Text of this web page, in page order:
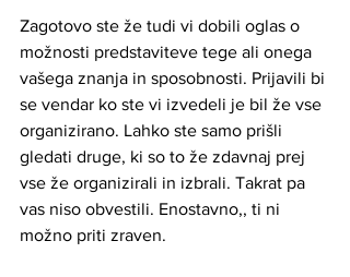
Zagotovo ste že tudi vi dobili oglas o
možnosti predstaviteve tege ali onega
vašega znanja in sposobnosti. Prijavili bi
se vendar ko ste vi izvedeli je bil že vse
organizirano. Lahko ste samo prišli
gledati druge, ki so to že zdavnaj prej
vse že organizirali in izbrali. Takrat pa
vas niso obvestili. Enostavno,, ti ni
možno priti zraven.